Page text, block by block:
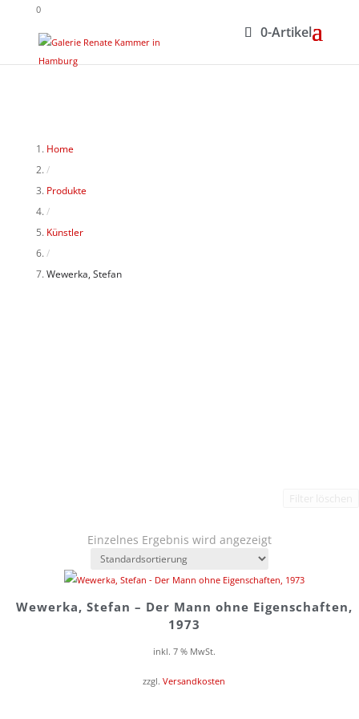
0
0-Artikel
Home
/
Produkte
/
Künstler
/
Wewerka, Stefan
Einzelnes Ergebnis wird angezeigt
Wewerka, Stefan – Der Mann ohne Eigenschaften,
1973
inkl. 7 % MwSt.
zzgl. Versandkosten